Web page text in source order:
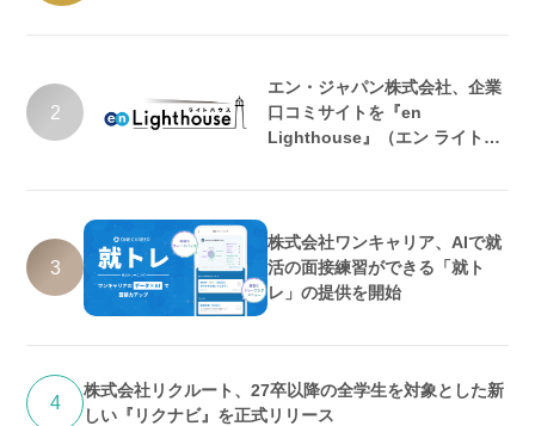
2
エン・ジャパン株式会社、企業
口コミサイトを『en
Lighthouse』（エン ライトハ
3
株式会社ワンキャリア、AIで就
活の面接練習ができる「就ト
レ」の提供を開始
4
株式会社リクルート、27卒以降の全学生を対象とした新
しい『リクナビ』を正式リリース